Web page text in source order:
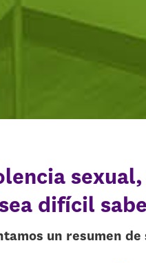
difícil
un resumen